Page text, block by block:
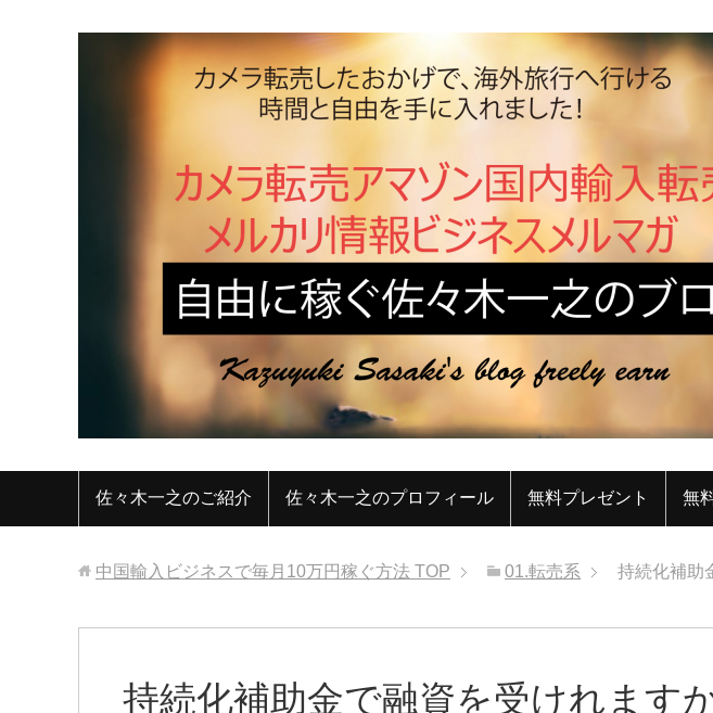
佐々木一之のご紹介 佐々木一之のプロフィール 無料プレゼント 無
中国輸入ビジネスで毎月10万円稼ぐ方法 TOP 01.転売系 持続化補助
持続化補助金で融資を受けれます